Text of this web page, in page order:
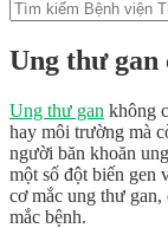
Ung thư gan
Ung thư gan không
hay môi trường mà
người băn khoăn
một số đột biến gen
cơ mắc ung thư
mắc bệnh.